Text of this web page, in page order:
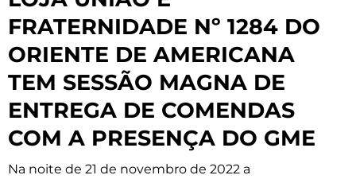
FRATERNIDADE Nº 1284 DO
ORIENTE DE AMERICANA
TEM SESSÃO MAGNA DE
ENTREGA DE COMENDAS
COM A PRESENÇA DO GME
Na noite de 21 de novembro de 2022 a